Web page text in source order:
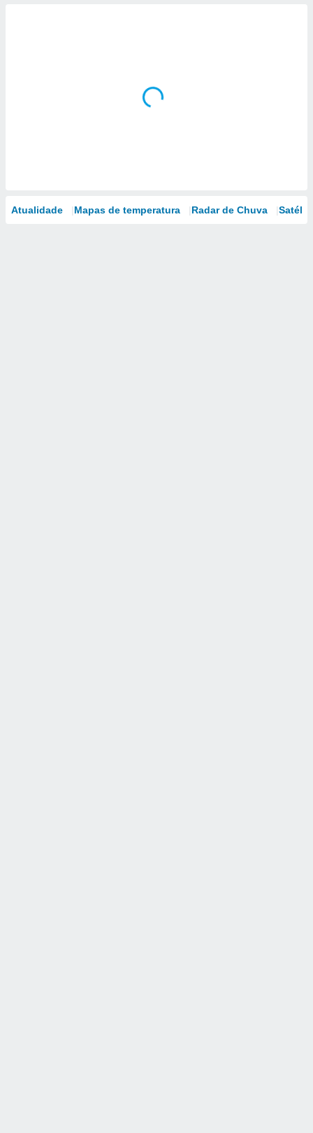
Atualidade Mapas de temperatura Radar de Chuva